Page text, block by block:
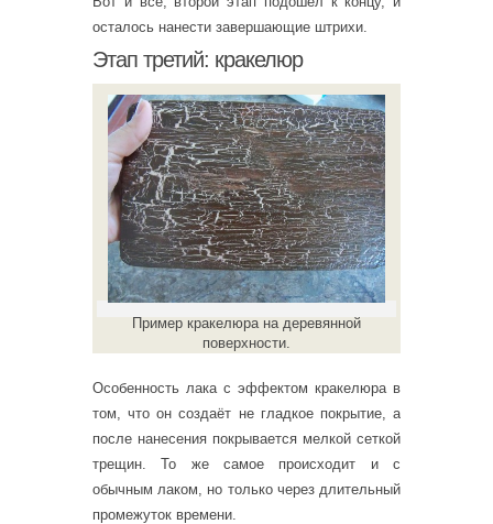
осталось нанести завершающие штрихи.
Этап третий: кракелюр
Пример кракелюра на деревянной
поверхности.
Особенность лака с эффектом кракелюра в
том, что он создаёт не гладкое покрытие, а
после нанесения покрывается мелкой сеткой
трещин. То же самое происходит и с
обычным лаком, но только через длительный
промежуток времени.